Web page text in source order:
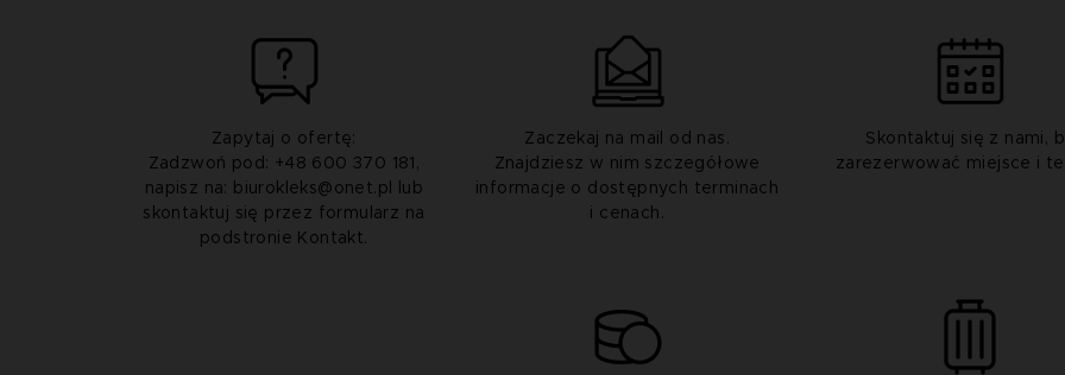
Zapytaj o ofertę:
Zadzwoń pod: +48 600 370 181,
napisz na: biurokleks@onet.pl
lub
skontaktuj się przez formularz na
podstronie Kontakt.
Zaczekaj na mail od nas.
Znajdziesz w nim szczegółowe
informacje o dostępnych terminach
i cenach.
Skontaktuj się z nami,
zarezerwować miejsce i